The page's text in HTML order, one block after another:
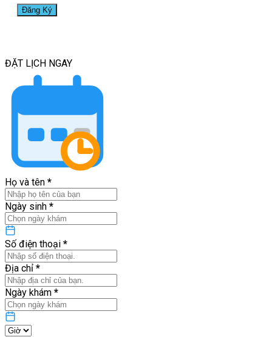
ĐẶT LỊCH NGAY
Họ và tên *
Ngày sinh *
Số điện thoại *
Địa chỉ *
Ngày khám *